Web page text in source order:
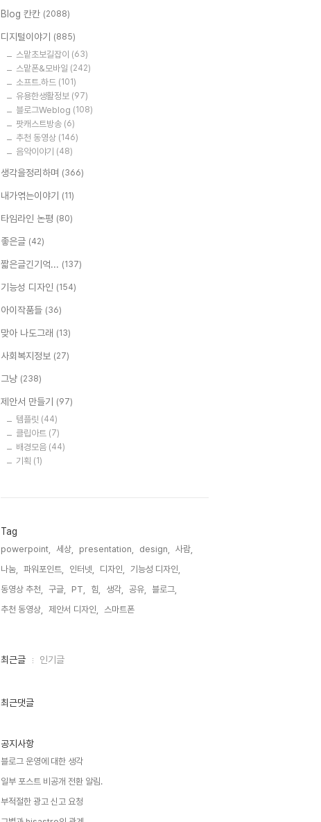
Blog 칸칸 (2088)
디지털이야기 (885)
스맡초보길잡이 (63)
스맡폰&모바일 (242)
소프트.하드 (101)
유용한생활정보 (97)
블로그Weblog (108)
팟캐스트방송 (6)
추천 동영상 (146)
음악이야기 (48)
생각을정리하며 (366)
내가엮는이야기 (11)
타임라인 논평 (80)
좋은글 (42)
짧은글긴기억... (137)
기능성 디자인 (154)
아이작품들 (36)
맞아 나도그래 (13)
사회복지정보 (27)
그냥 (238)
제안서 만들기 (97)
템플릿 (44)
클립아트 (7)
배경모음 (44)
기획 (1)
Tag
powerpoint, 세상, presentation, design,
사람,
나눔,
파워포인트, 인터넷, 디자인,
기능성 디자인,
동영상 추천,
구글, PT, 힘, 생각, 공유,
블로그,
추천 동영상,
제안서 디자인, 스마트폰,
최
인
최근글 인기글
최근댓글
공지사항
블로그 운영에 대한 생각
일부 포스트 비공개 전환 알림.
부적절한 광고 신고 요청